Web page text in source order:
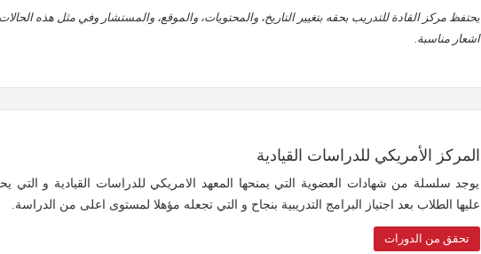
يحتفظ مركز القادة للتدريب بحقه بتغيير التاريخ، والمحتويات، والموقع، والمستشار وفي مثل هذه
اشعار مناسبة.
المركز الأمريكي للدراسات القيادية
يوجد سلسلة من شهادات العضوية التي يمنحها المعهد الامريكي للدراسات القيادية و التي
عليها الطلاب بعد اجتياز البرامج التدريبية بنجاح و التي تجعله مؤهلا لمستوى اعلى من الدراسة.
تحقق من الدورات